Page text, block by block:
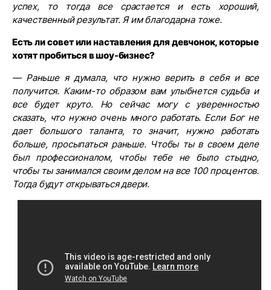
успех, то тогда все срастается и есть хороший,
качественный результат. Я им благодарна тоже.
Есть ли совет или наставления для девчонок, которые
хотят пробиться в шоу-бизнес?
— Раньше я думала, что нужно верить в себя и все
получится. Каким-то образом вам улыбнется судьба и
все будет круто. Но сейчас могу с уверенностью
сказать, что нужно очень много работать. Если Бог не
дает большого таланта, то значит, нужно работать
больше, просыпаться раньше. Чтобы ты в своем деле
был профессионалом, чтобы тебе не было стыдно,
чтобы ты занимался своим делом на все 100 процентов.
Тогда будут открываться двери.